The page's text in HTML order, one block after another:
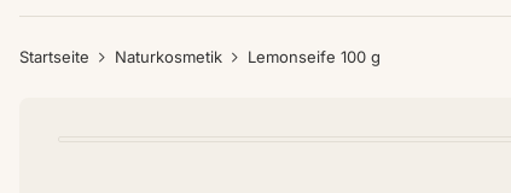
Startseite Naturkosmetik Lemonseife 100 g